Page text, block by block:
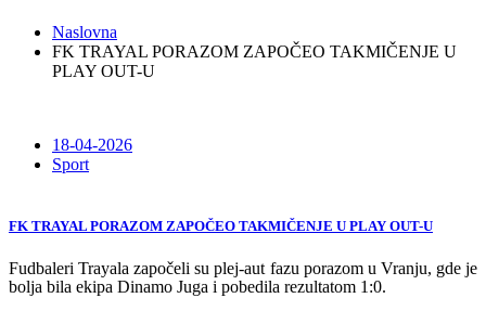
Naslovna
FK TRAYAL PORAZOM ZAPOČEO TAKMIČENJE U
PLAY OUT-U
18-04-2026
Sport
FK TRAYAL PORAZOM ZAPOČEO TAKMIČENJE U PLAY OUT-U
Fudbaleri Trayala započeli su plej-aut fazu porazom u Vranju, gde je
bolja bila ekipa Dinamo Juga i pobedila rezultatom 1:0.